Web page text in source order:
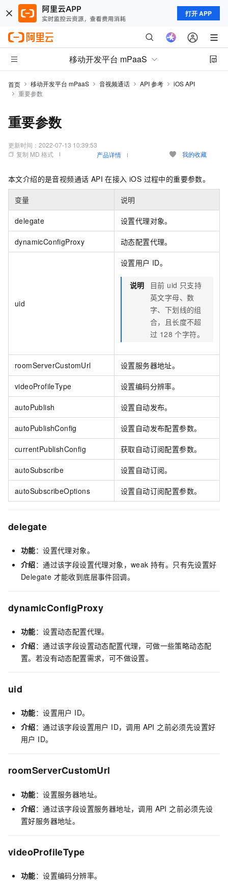
打开 APP
移动开发平台 mPaaS
首页 移动开发平台 mPaaS 音视频通话 API 参考
iOS API
重要参数
重要参数
更新时间： 2022-07-13 10:39:53
复制 MD 格式
产品详情 我的收藏
本文介绍的是音视频通话 API 在接入 iOS 过程中的重要参数。
变量 说明
delegate 设置代理对象。
dynamicConfigProxy 动态配置代理。
uid
设置用户 ID。
说明
目前 uid 只支持
英文字母、数
字、下划线的组
合，且长度不超
过 128 个字符。
roomServerCustomUrl 设置服务器地址。
videoProfileType 设置编码分辨率。
autoPublish 设置自动发布。
autoPublishConfig 设置自动发布配置参数。
currentPublishConfig 获取自动订阅配置参数。
autoSubscribe 设置自动订阅。
autoSubscribeOptions 设置自动订阅配置参数。
delegate
功能：设置代理对象。
介绍：通过该字段设置代理对象，weak 持有。只有先设置好
Delegate 才能收到底层事件回调。
dynamicConfigProxy
功能：设置动态配置代理。
介绍：通过该字段设置动态配置代理，可做一些策略动态配
置。若没有动态配置需求，可不做设置。
uid
功能：设置用户 ID。
介绍：通过该字段设置用户 ID，调用 API 之前必须先设置好
用户 ID。
roomServerCustomUrl
功能：设置服务器地址。
介绍：通过该字段设置服务器地址，调用 API 之前必须先设
置好服务器地址。
videoProfileType
功能：设置编码分辨率。